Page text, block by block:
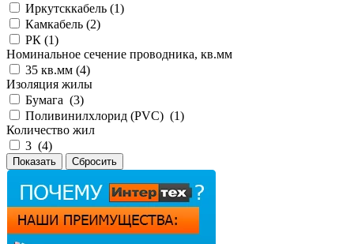
Иркутсккабель (1)
Камкабель (2)
РК (1)
Номинальное сечение проводника, кв.мм
35 кв.мм (4)
Изоляция жилы
Бумага (3)
Поливинилхлорид (PVC) (1)
Количество жил
3 (4)